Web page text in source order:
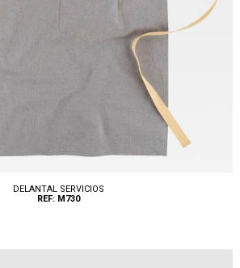
DELANTAL SERVICIOS
REF: M730